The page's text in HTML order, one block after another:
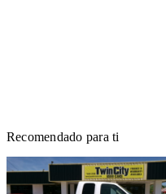
Recomendado para ti